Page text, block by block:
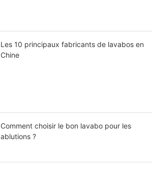
Les 10 principaux fabricants de lavabos en
Chine
Comment choisir le bon lavabo pour les
ablutions ?